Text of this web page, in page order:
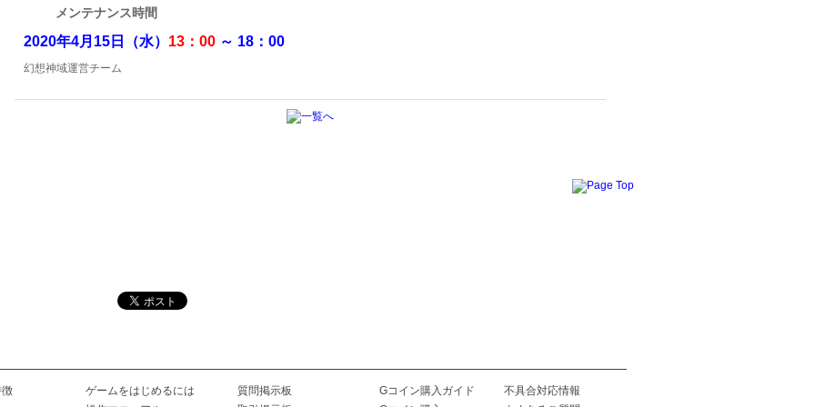
メンテナンス時間
2020年4月15日（水） 13：00～ 18：00
幻想神域運営チーム
ゲームをはじめるには
質問掲示板
Gコイン購入ガイド
不具合対応情報